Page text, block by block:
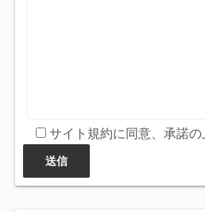
サイト規約に同意、承諾の